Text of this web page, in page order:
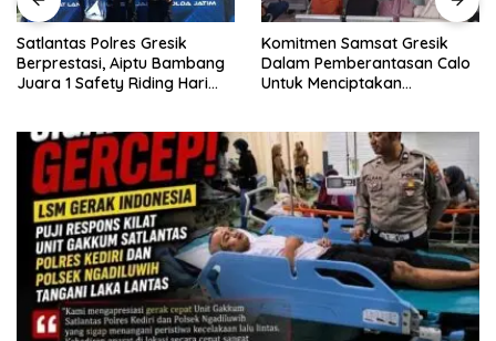
Satlantas Polres Gresik
Berprestasi, Aiptu Bambang
Juara 1 Safety Riding Hari
Komitmen Samsat Gresik
Dalam Pemberantasan Calo
Untuk Menciptakan